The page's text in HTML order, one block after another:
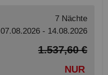
7 Nächte
07.08.2026 - 14.08.2026
1.537,60 €
NUR